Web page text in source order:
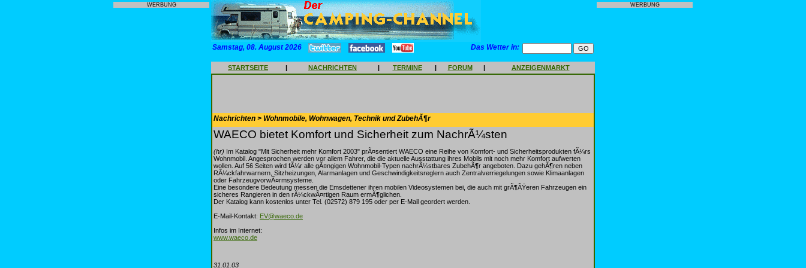
WERBUNG
Samstag, 08. August 2026 Das Wetter in:
STARTSEITE | NACHRICHTEN | TERMINE | FORUM | ANZEIGENMARKT
Nachrichten > Wohnmobile, Wohnwagen, Technik und ZubehÃ¶r
WAECO bietet Komfort und Sicherheit zum NachrÃ¼sten
(hr) Im Katalog "Mit Sicherheit mehr Komfort 2003" prÃ¤sentiert WAECO eine Reihe von Komfort- und Sicherheitsprodukten fÃ¼rs
Wohnmobil. Angesprochen werden vor allem Fahrer, die die aktuelle Ausstattung ihres Mobils mit noch mehr Komfort aufwerten
wollen. Auf 56 Seiten wird fÃ¼r alle gÃ¤ngigen Wohnmobil-Typen nachrÃ¼stbares ZubehÃ¶r angeboten. Dazu gehÃ¶ren neben
RÃ¼ckfahrwarnern, Sitzheizungen, Alarmanlagen und Geschwindigkeitsreglern auch Zentralverriegelungen sowie Klimaanlagen
oder FahrzeugvorwÃ¤rmsysteme.
Eine besondere Bedeutung messen die Emsdettener ihren mobilen Videosystemen bei, die auch mit grÃ¶ÃŸeren Fahrzeugen ein
sicheres Rangieren in den rÃ¼ckwÃ¤rtigen Raum ermÃ¶glichen.
Der Katalog kann kostenlos unter Tel. (02572) 879 195 oder per E-Mail geordert werden.
E-Mail-Kontakt: EV@waeco.de
Infos im Internet:
www.waeco.de
31.01.03
WERBUNG